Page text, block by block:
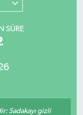
SÜRE
Sadakayı gizli